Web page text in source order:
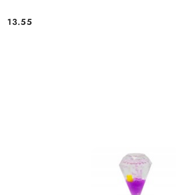
Cena:
13.55